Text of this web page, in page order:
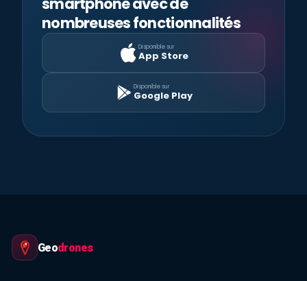
nombreuses fonctionnalités
Disponible sur
App Store
Disponible sur
Google Play
Geodrones